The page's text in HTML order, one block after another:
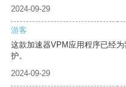
2024-09-29
游客
这款加速器VPM应用程序已经
护。
2024-09-29